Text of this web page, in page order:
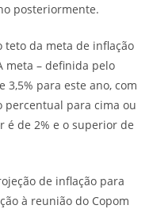
posteriormente.
teto da meta de inflação
meta – definida pelo
3,5% para este ano, com
percentual para cima ou
é de 2% e o superior de
de inflação para
à reunião do Copom